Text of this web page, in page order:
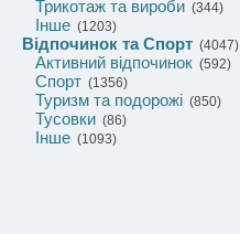
Трикотаж та вироби (344)
Інше (1203)
Відпочинок та Спорт (4047)
Активний відпочинок (592)
Спорт (1356)
Туризм та подорожі (850)
Тусовки (86)
Інше (1093)